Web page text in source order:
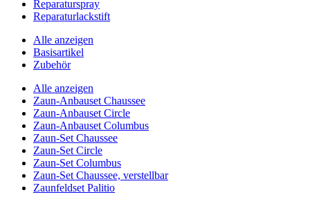
Reparaturspray
Reparaturlackstift
Alle anzeigen
Basisartikel
Zubehör
Alle anzeigen
Zaun-Anbauset Chaussee
Zaun-Anbauset Circle
Zaun-Anbauset Columbus
Zaun-Set Chaussee
Zaun-Set Circle
Zaun-Set Columbus
Zaun-Set Chaussee, verstellbar
Zaunfeldset Palitio